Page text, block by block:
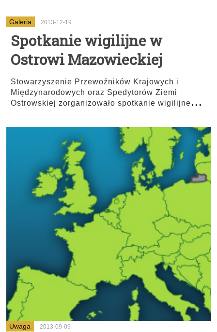
Galeria 2013-12-19
Spotkanie wigilijne w
Ostrowi Mazowieckiej
Stowarzyszenie Przewoźników Krajowych i
Międzynarodowych oraz Spedytorów Ziemi
Ostrowskiej zorganizowało spotkanie wigilijne...
Uwaga 2013-09-09